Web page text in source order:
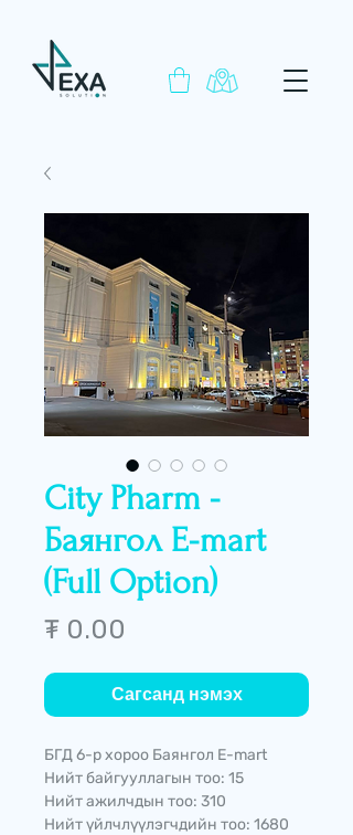
City Pharm -
Баянгол E-mart
(Full Option)
₮ 0.00
Сагсанд нэмэх
БГД 6-р хороо Баянгол E-mart
Нийт байгууллагын тоо: 15
Нийт ажилчдын тоо: 310
Нийт үйлчлүүлэгчдийн тоо: 1680